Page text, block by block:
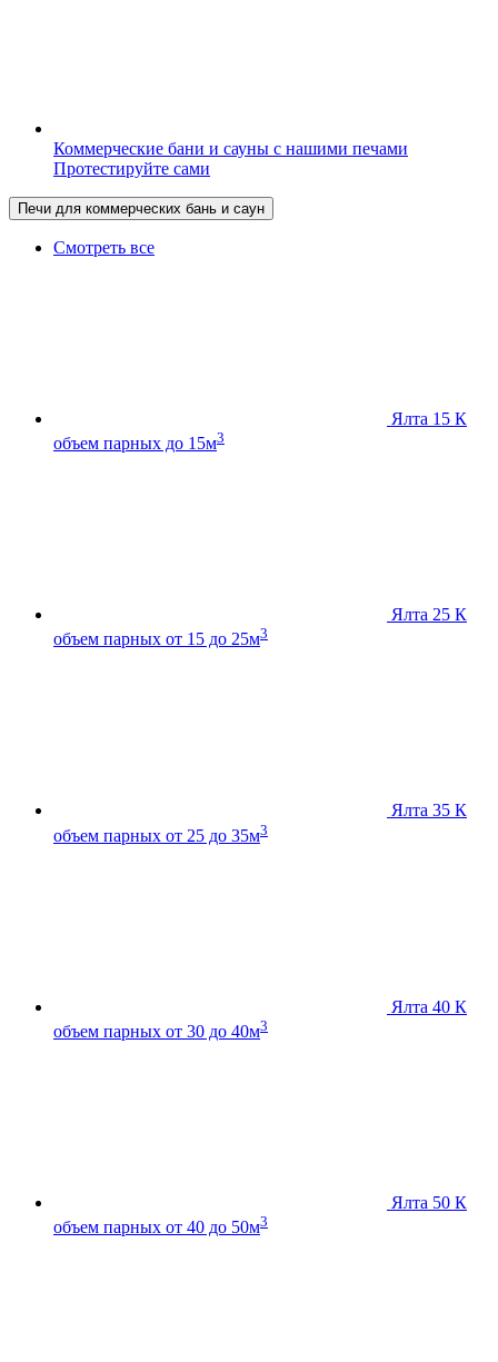
Коммерческие бани и сауны с нашими печами
Протестируйте сами
Печи для коммерческих бань и саун
Смотреть все
Ялта 15 К
объем парных до 15м3
Ялта 25 К
объем парных от 15 до 25м3
Ялта 35 К
объем парных от 25 до 35м3
Ялта 40 К
объем парных от 30 до 40м3
Ялта 50 К
объем парных от 40 до 50м3